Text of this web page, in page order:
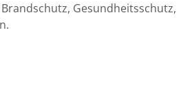
Gesundheitsschutz,